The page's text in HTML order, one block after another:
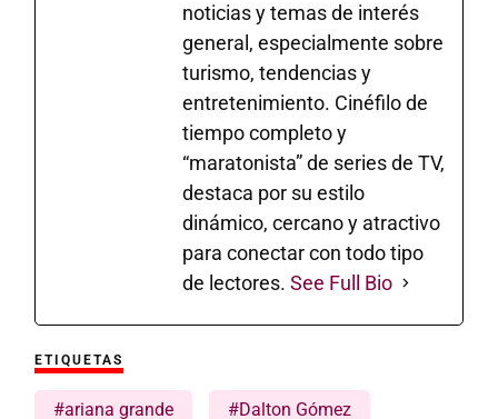
noticias y temas de interés
general, especialmente sobre
turismo, tendencias y
entretenimiento. Cinéfilo de
tiempo completo y
“maratonista” de series de TV,
destaca por su estilo
dinámico, cercano y atractivo
para conectar con todo tipo
de lectores. See Full Bio
ETIQUETAS
#ariana grande #Dalton Gómez